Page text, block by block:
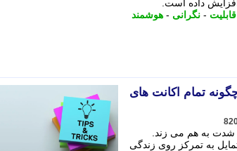
داده است.
قابلیت - نگرانی - هوشمند
تمام اکانت های
شدت به هم می زند.
به تمرکز روی زندگی